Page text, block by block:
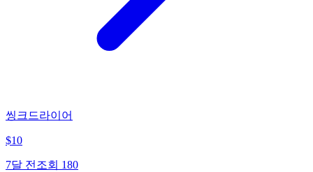
씽크드라이어
$10
7달 전 조회 180